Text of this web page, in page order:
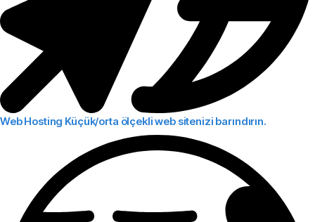
Web Hosting Küçük/orta ölçekli web sitenizi barındırın.